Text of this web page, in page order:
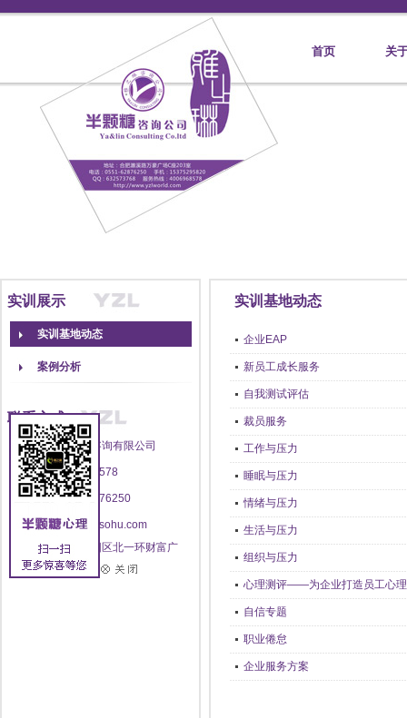
首页 关
实训展示
实训基地动态
案例分析
联系方式
安徽半颗糖心理咨询有限公司
电话：400-696-8578
传真：0551--62876250
邮箱：yzlworld@sohu.com
地址：合肥市庐阳区北一环财富广
场首座13层
实训基地动态
企业EAP
新员工成长服务
自我测试评估
裁员服务
工作与压力
睡眠与压力
情绪与压力
生活与压力
组织与压力
心理测评——为企业打造员工心
自信专题
职业倦怠
企业服务方案